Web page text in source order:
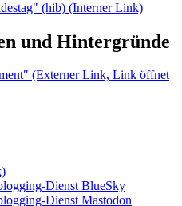
(hib) (Interner Link)
und Hintergründe
(Externer Link, Link öffnet
Dienst BlueSky
Dienst Mastodon